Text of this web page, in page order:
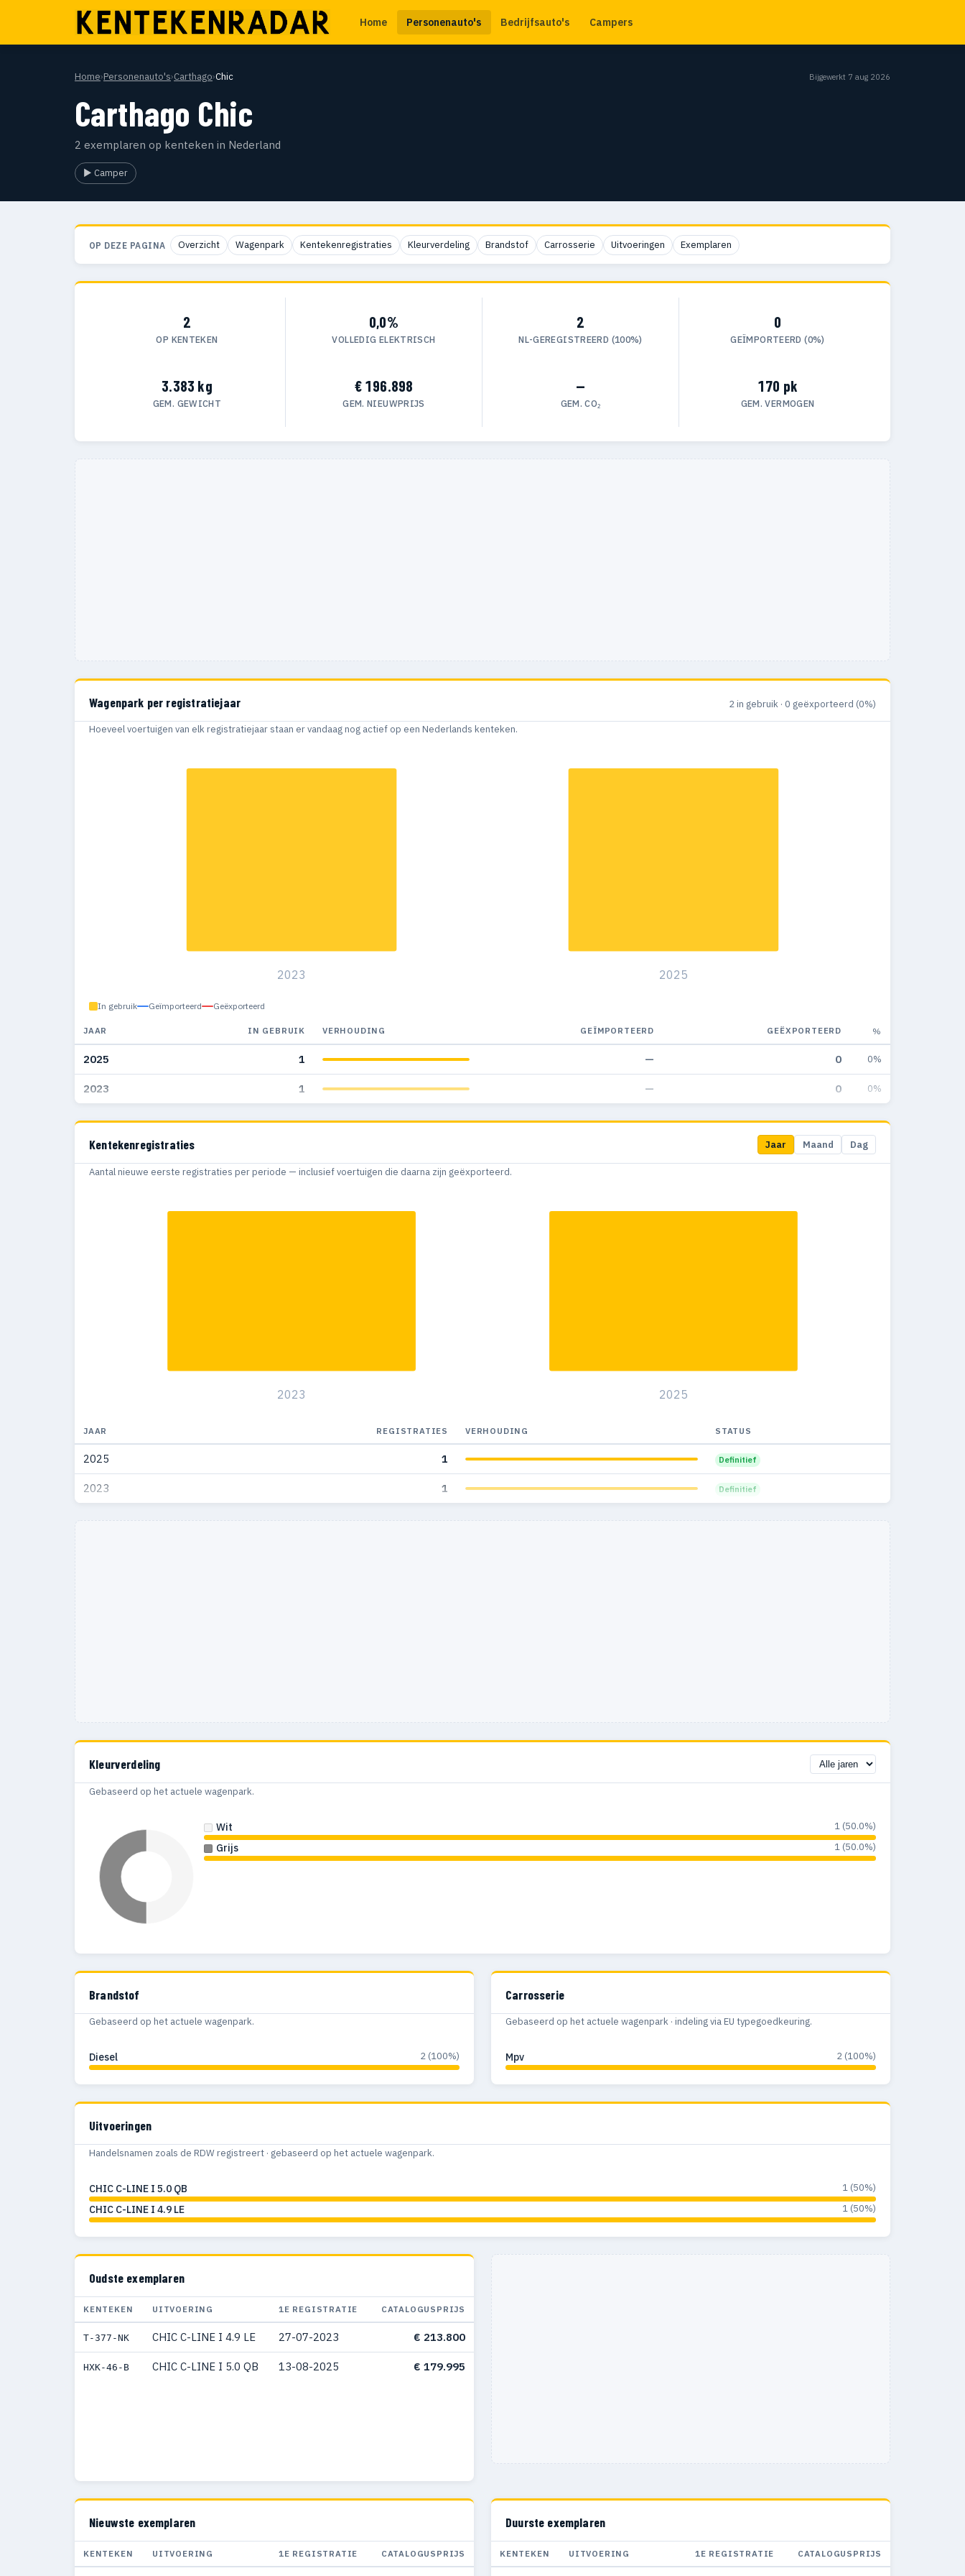
Home Personenauto's Bedrijfsauto's Campers
Home›Personenauto's›Carthago›Chic Bijgewerkt 7 aug 2026
Carthago Chic
2 exemplaren op kenteken in Nederland
▶ Camper
OP DEZE PAGINA Overzicht Wagenpark Kentekenregistraties Kleurverdeling Brandstof Carrosserie Uitvoeringen Exemplaren
2
OP KENTEKEN
0,0%
VOLLEDIG ELEKTRISCH
2
NL-GEREGISTREERD (100%)
0
GEÏMPORTEERD (0%)
3.383 kg
GEM. GEWICHT
€ 196.898
GEM. NIEUWPRIJS
—
GEM. CO₂
170 pk
GEM. VERMOGEN
Wagenpark per registratiejaar 2 in gebruik · 0 geëxporteerd (0%)
Hoeveel voertuigen van elk registratiejaar staan er vandaag nog actief op een Nederlands kenteken.
2023 2025
In gebruik Geïmporteerd Geëxporteerd
JAAR IN GEBRUIK VERHOUDING GEÏMPORTEERD GEËXPORTEERD %
2025 1 — 0 0%
2023 1 — 0 0%
Kentekenregistraties Jaar Maand Dag
Aantal nieuwe eerste registraties per periode — inclusief voertuigen die daarna zijn geëxporteerd.
2023 2025
JAAR REGISTRATIES VERHOUDING STATUS
2025 1 Definitief
2023 1 Definitief
Kleurverdeling
Gebaseerd op het actuele wagenpark.
Wit 1 (50.0%)
Grijs 1 (50.0%)
Brandstof
Gebaseerd op het actuele wagenpark.
Diesel 2 (100%)
Carrosserie
Gebaseerd op het actuele wagenpark · indeling via EU typegoedkeuring.
Mpv 2 (100%)
Uitvoeringen
Handelsnamen zoals de RDW registreert · gebaseerd op het actuele wagenpark.
CHIC C-LINE I 5.0 QB 1 (50%)
CHIC C-LINE I 4.9 LE 1 (50%)
Oudste exemplaren
KENTEKEN UITVOERING 1E REGISTRATIE CATALOGUSPRIJS
T-377-NK CHIC C-LINE I 4.9 LE 27-07-2023 € 213.800
HXK-46-B CHIC C-LINE I 5.0 QB 13-08-2025 € 179.995
Nieuwste exemplaren
KENTEKEN UITVOERING 1E REGISTRATIE CATALOGUSPRIJS
Duurste exemplaren
KENTEKEN UITVOERING 1E REGISTRATIE CATALOGUSPRIJS